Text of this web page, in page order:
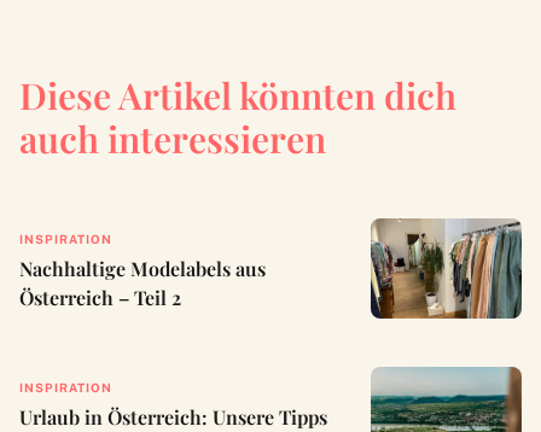
Diese Artikel könnten dich
auch interessieren
INSPIRATION
Nachhaltige Modelabels aus
Österreich – Teil 2
INSPIRATION
Urlaub in Österreich: Unsere Tipps